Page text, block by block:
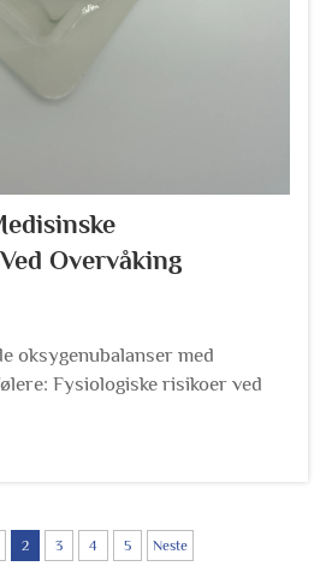
Overvåking
oksygenubalanser med
Fysiologiske risikoer ved
iatrogener hyperoksi.
sammenhenger virker som
mot to alvorlige
2 3 4 5 Neste